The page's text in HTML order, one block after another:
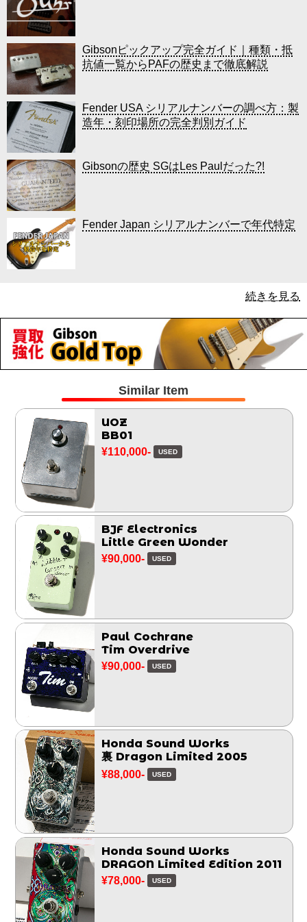
Gibsonピックアップ完全ガイド｜種類・抵
抗値一覧からPAFの歴史まで徹底解説
Fender USA シリアルナンバーの調べ方：製
造年・刻印場所の完全判別ガイド
Gibsonの歴史 SGはLes Paulだった?!
Fender Japan シリアルナンバーで年代特定
続きを見る
Similar Item
UOZ
BB01
¥110,000- USED
BJF Electronics
Little Green Wonder
¥90,000- USED
Paul Cochrane
Tim Overdrive
¥90,000- USED
Honda Sound Works
裏 Dragon Limited 2005
¥88,000- USED
Honda Sound Works
DRAGON Limited Edition 2011
¥78,000- USED